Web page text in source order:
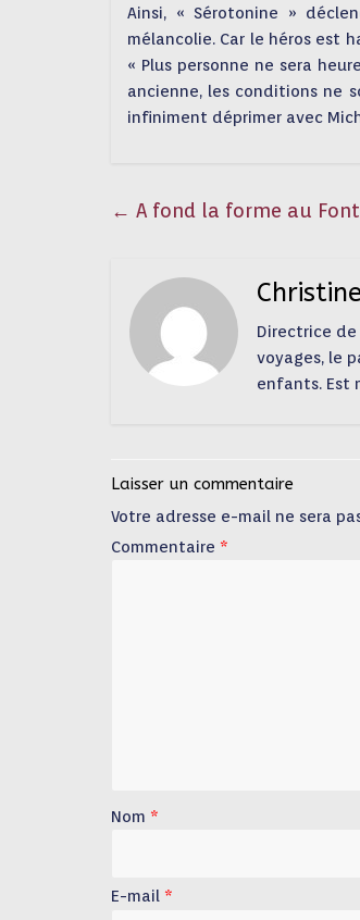
Ainsi, « Sérotonine »
mélancolie. Car le héros est
« Plus personne ne sera
ancienne, les conditions ne
infiniment déprimer avec
← A fond la forme au
Directrice
voyages, le
enfants. Est
Laisser un commentaire
Votre adresse e-mail ne sera
Commentaire *
Nom *
E-mail *